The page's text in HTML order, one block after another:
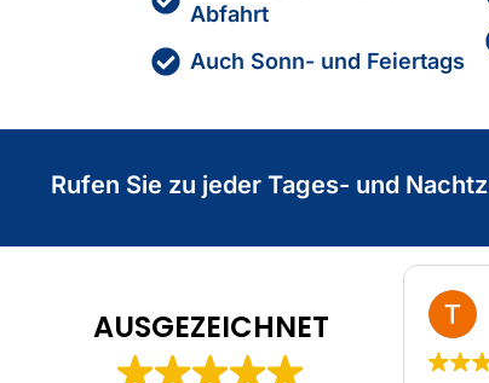
Abfahrt
Auch Sonn- und Feiertags
Rufen Sie zu jeder Tages- und
AUSGEZEICHNET